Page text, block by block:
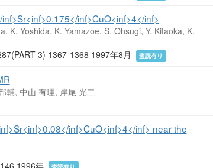
inf>CuO<inf>4</inf>
K. Yoshida, K. Yamazoe, S. Ohsugi, Y. Kitaoka, K.
3) 1367-1368 1997年8月
査読有り
輔, 中山 有理, 岸尾 光二
inf>CuO<inf>4</inf> near the
1996年